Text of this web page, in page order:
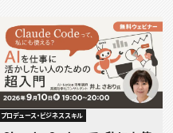
プロデュース・ビジネススキル